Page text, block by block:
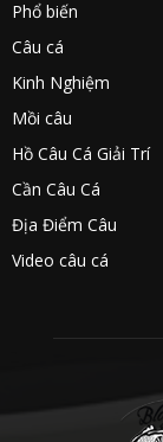
Phổ biến
Câu cá
Kinh Nghiệm
Mồi câu
Hồ Câu Cá Giải Trí
Cần Câu Cá
Địa Điểm Câu
Video câu cá